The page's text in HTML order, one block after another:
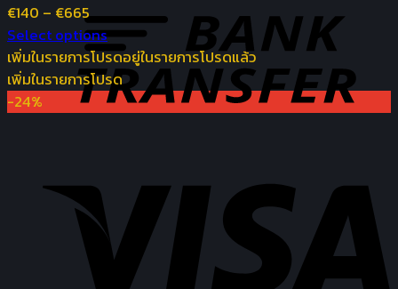
€140 – €665
Select options
เพิ่มในรายการโปรดอยู่ในรายการโปรดแล้ว
เพิ่มในรายการโปรด
-24%